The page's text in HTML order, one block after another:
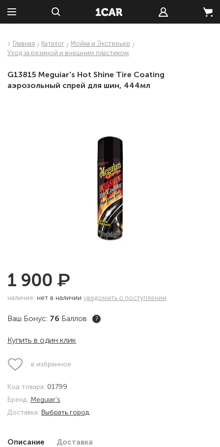
Главная Каталог
Мойка и Экстерьер
Уход за резиной и внешним пластиком
G13815 Meguiar's Hot Shine Tire Coating
аэрозольный спрей для шин, 444мл
1 900 ₽
наличие: нет в наличии уведомить о поступлении
Ваш Бонус: 76 Баллов ?
Купить в один клик
в избранное
Код товара: 01799
Бренд: Meguiar's
Доставка: Выбрать город
Описание Доставка